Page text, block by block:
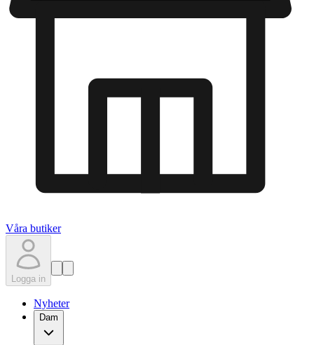
Våra butiker
Logga in
Nyheter
Dam